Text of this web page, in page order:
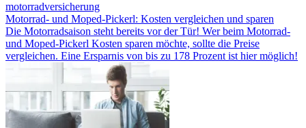
motorradversicherung
Motorrad- und Moped-Pickerl: Kosten vergleichen und sparen
Die Motorradsaison steht bereits vor der Tür! Wer beim Motorrad-
und Moped-Pickerl Kosten sparen möchte, sollte die Preise
vergleichen. Eine Ersparnis von bis zu 178 Prozent ist hier möglich!